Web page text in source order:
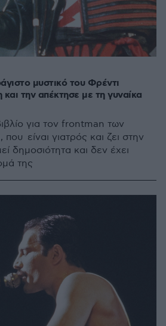
μυστικό του Φρέντι
την απέκτησε με τη γυναίκα
για τον frontman των
είναι γιατρός και ζει στην
δημοσιότητα και δεν έχει
της